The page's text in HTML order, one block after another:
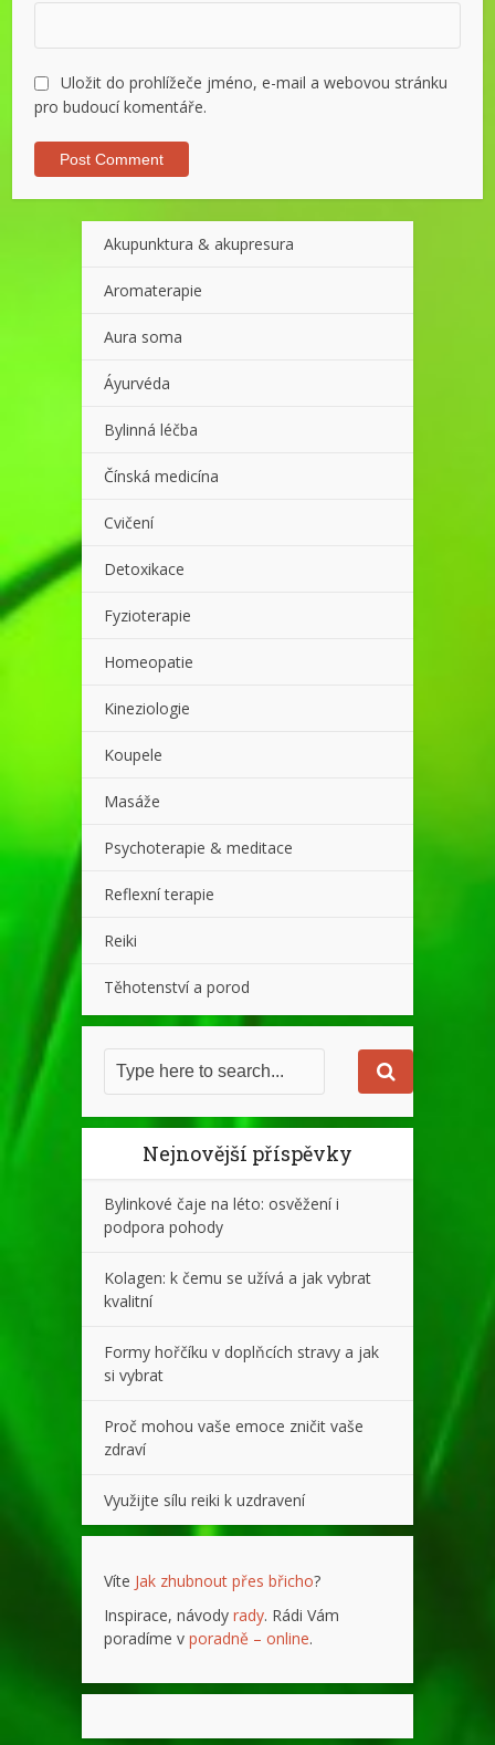
Uložit do prohlížeče jméno, e-mail a webovou stránku
pro budoucí komentáře.
Akupunktura & akupresura
Aromaterapie
Aura soma
Áyurvéda
Bylinná léčba
Čínská medicína
Cvičení
Detoxikace
Fyzioterapie
Homeopatie
Kineziologie
Koupele
Masáže
Psychoterapie & meditace
Reflexní terapie
Reiki
Těhotenství a porod
Nejnovější příspěvky
Bylinkové čaje na léto: osvěžení i
podpora pohody
Kolagen: k čemu se užívá a jak vybrat
kvalitní
Formy hořčíku v doplňcích stravy a jak
si vybrat
Proč mohou vaše emoce zničit vaše
zdraví
Využijte sílu reiki k uzdravení
Víte Jak zhubnout přes břicho?
Inspirace, návody rady. Rádi Vám
poradíme v poradně – online.